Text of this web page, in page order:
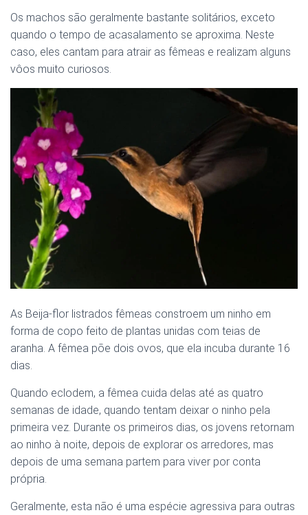
Os machos são geralmente bastante solitários, exceto
quando o tempo de acasalamento se aproxima. Neste
caso, eles cantam para atrair as fêmeas e realizam alguns
vôos muito curiosos.
As Beija-flor listrados fêmeas constroem um ninho em
forma de copo feito de plantas unidas com teias de
aranha. A fêmea põe dois ovos, que ela incuba durante 16
dias.
Quando eclodem, a fêmea cuida delas até as quatro
semanas de idade, quando tentam deixar o ninho pela
primeira vez. Durante os primeiros dias, os jovens retornam
ao ninho à noite, depois de explorar os arredores, mas
depois de uma semana partem para viver por conta
própria.
Geralmente, esta não é uma espécie agressiva para outras